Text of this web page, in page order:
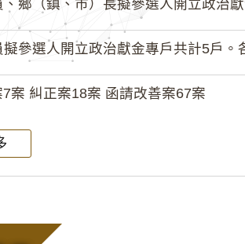
（鎮、市）長擬參選人開立政治獻金
選人開立政治獻金專戶共計5戶。各專
案 糾正案18案 函請改善案67案